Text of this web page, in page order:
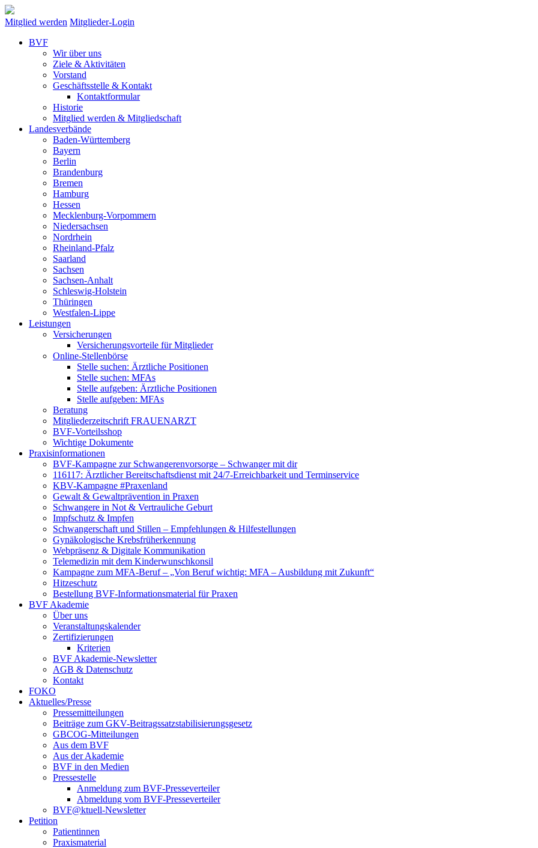
Mitglied werden Mitglieder-Login
BVF
Wir über uns
Ziele & Aktivitäten
Vorstand
Geschäftsstelle & Kontakt
Kontaktformular
Historie
Mitglied werden & Mitgliedschaft
Landesverbände
Baden-Württemberg
Bayern
Berlin
Brandenburg
Bremen
Hamburg
Hessen
Mecklenburg-Vorpommern
Niedersachsen
Nordrhein
Rheinland-Pfalz
Saarland
Sachsen
Sachsen-Anhalt
Schleswig-Holstein
Thüringen
Westfalen-Lippe
Leistungen
Versicherungen
Versicherungsvorteile für Mitglieder
Online-Stellenbörse
Stelle suchen: Ärztliche Positionen
Stelle suchen: MFAs
Stelle aufgeben: Ärztliche Positionen
Stelle aufgeben: MFAs
Beratung
Mitgliederzeitschrift FRAUENARZT
BVF-Vorteilsshop
Wichtige Dokumente
Praxisinformationen
BVF-Kampagne zur Schwangerenvorsorge – Schwanger mit dir
116117: Ärztlicher Bereitschaftsdienst mit 24/7-Erreichbarkeit und Terminservice
KBV-Kampagne #Praxenland
Gewalt & Gewaltprävention in Praxen
Schwangere in Not & Vertrauliche Geburt
Impfschutz & Impfen
Schwangerschaft und Stillen – Empfehlungen & Hilfestellungen
Gynäkologische Krebsfrüherkennung
Webpräsenz & Digitale Kommunikation
Telemedizin mit dem Kinderwunschkonsil
Kampagne zum MFA-Beruf – „Von Beruf wichtig: MFA – Ausbildung mit Zukunft“
Hitzeschutz
Bestellung BVF-Informationsmaterial für Praxen
BVF Akademie
Über uns
Veranstaltungskalender
Zertifizierungen
Kriterien
BVF Akademie-Newsletter
AGB & Datenschutz
Kontakt
FOKO
Aktuelles/Presse
Pressemitteilungen
Beiträge zum GKV-Beitragssatzstabilisierungsgesetz
GBCOG-Mitteilungen
Aus dem BVF
Aus der Akademie
BVF in den Medien
Pressestelle
Anmeldung zum BVF-Presseverteiler
Abmeldung vom BVF-Presseverteiler
BVF@ktuell-Newsletter
Petition
Patientinnen
Praxismaterial